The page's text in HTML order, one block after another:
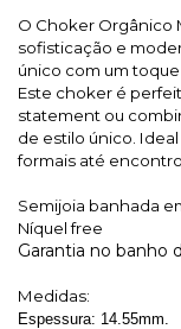
O Choker Orgânico
sofisticação e
único com um
Este choker é
statement ou
de estilo único.
formais até
Semijoia banhada
Níquel free
Garantia no banho
Medidas:
Espessura: 14.55mm.